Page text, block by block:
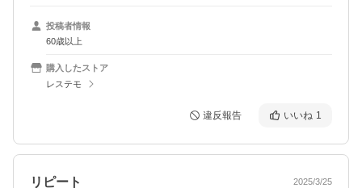
投稿者情報
60歳以上
購入したストア
レステモ
違反報告 いいね 1
リピート 2025/3/25